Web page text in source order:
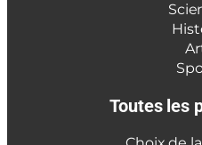
Toutes les